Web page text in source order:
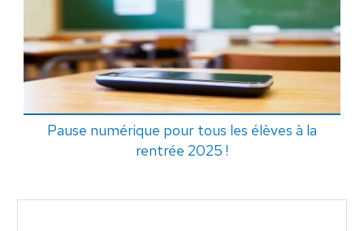
Pause numérique pour tous les élèves à la
rentrée 2025 !